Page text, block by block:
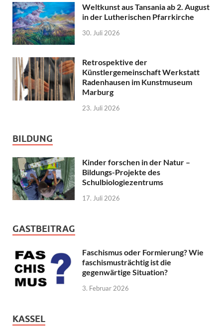
Weltkunst aus Tansania ab 2. August
in der Lutherischen Pfarrkirche
30. Juli 2026
Retrospektive der
Künstlergemeinschaft Werkstatt
Radenhausen im Kunstmuseum
Marburg
23. Juli 2026
BILDUNG
Kinder forschen in der Natur –
Bildungs-Projekte des
Schulbiologiezentrums
17. Juli 2026
GASTBEITRAG
Faschismus oder Formierung? Wie
faschismusträchtig ist die
gegenwärtige Situation?
3. Februar 2026
KASSEL